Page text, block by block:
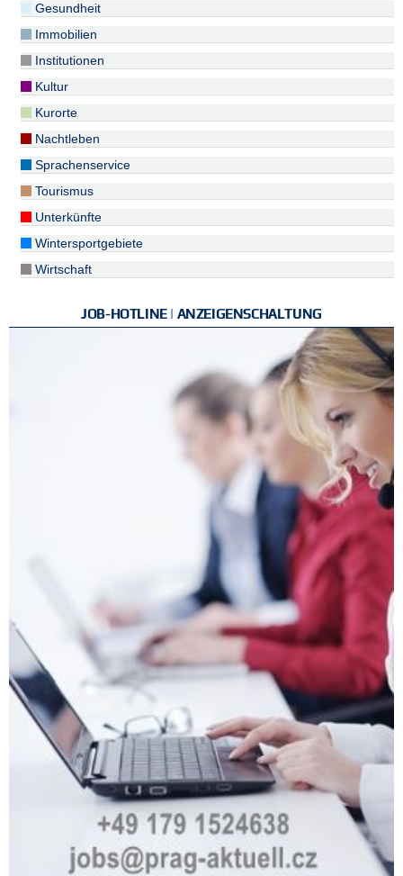
Gesundheit
Immobilien
Institutionen
Kultur
Kurorte
Nachtleben
Sprachenservice
Tourismus
Unterkünfte
Wintersportgebiete
Wirtschaft
JOB-HOTLINE | ANZEIGENSCHALTUNG